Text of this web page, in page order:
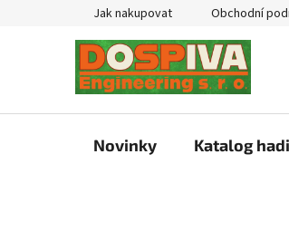
Jak nakupovat Obchodní
Novinky Katalog